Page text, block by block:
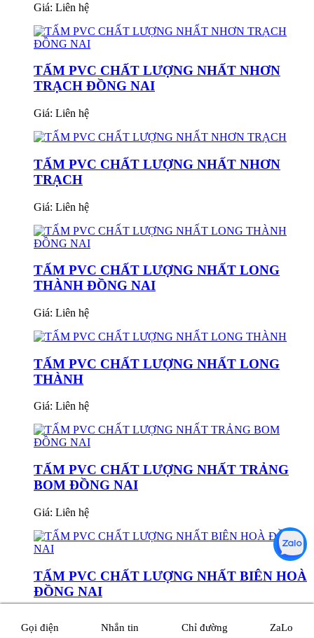
Giá: Liên hệ
TẤM PVC CHẤT LƯỢNG NHẤT NHƠN
TRẠCH ĐỒNG NAI
Giá: Liên hệ
TẤM PVC CHẤT LƯỢNG NHẤT NHƠN
TRẠCH
Giá: Liên hệ
TẤM PVC CHẤT LƯỢNG NHẤT LONG
THÀNH ĐỒNG NAI
Giá: Liên hệ
TẤM PVC CHẤT LƯỢNG NHẤT LONG
THÀNH
Giá: Liên hệ
TẤM PVC CHẤT LƯỢNG NHẤT TRẢNG
BOM ĐỒNG NAI
Giá: Liên hệ
TẤM PVC CHẤT LƯỢNG NHẤT BIÊN HOÀ
ĐỒNG NAI
Gọi điện Nhắn tin Chỉ đường ZaLo